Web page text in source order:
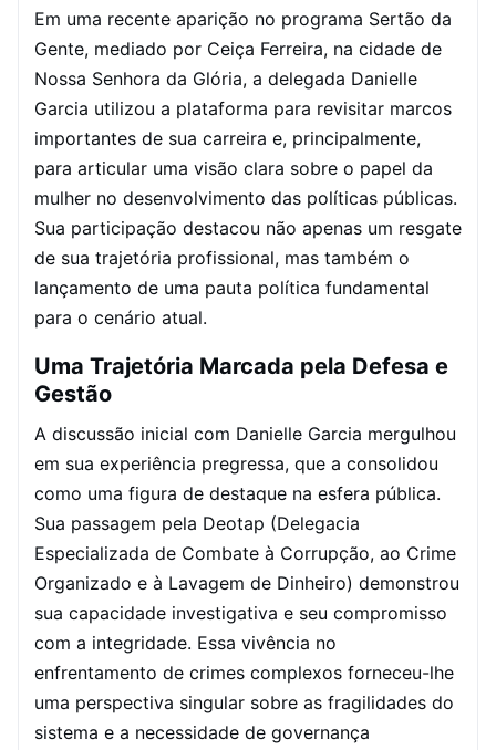
Em uma recente aparição no programa Sertão da
Gente, mediado por Ceiça Ferreira, na cidade de
Nossa Senhora da Glória, a delegada Danielle
Garcia utilizou a plataforma para revisitar marcos
importantes de sua carreira e, principalmente,
para articular uma visão clara sobre o papel da
mulher no desenvolvimento das políticas públicas.
Sua participação destacou não apenas um resgate
de sua trajetória profissional, mas também o
lançamento de uma pauta política fundamental
para o cenário atual.
Uma Trajetória Marcada pela Defesa e
Gestão
A discussão inicial com Danielle Garcia mergulhou
em sua experiência pregressa, que a consolidou
como uma figura de destaque na esfera pública.
Sua passagem pela Deotap (Delegacia
Especializada de Combate à Corrupção, ao Crime
Organizado e à Lavagem de Dinheiro) demonstrou
sua capacidade investigativa e seu compromisso
com a integridade. Essa vivência no
enfrentamento de crimes complexos forneceu-lhe
uma perspectiva singular sobre as fragilidades do
sistema e a necessidade de governança